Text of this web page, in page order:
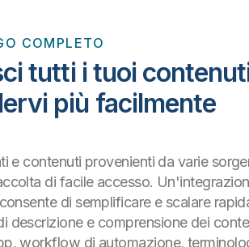
COMPLETO
tutti i tuoi
più facilmente
e contenuti provenienti da varie
di facile accesso.
di semplificare e scalare
descrizione e comprensione dei
workflow di automazione,